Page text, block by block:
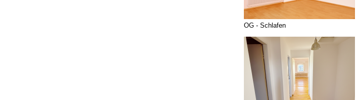
OG - Schlafen